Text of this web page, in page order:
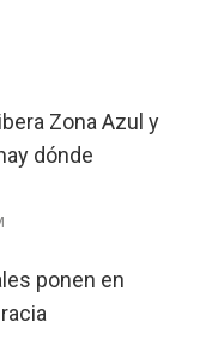
Zona Azul y
dónde
ponen en